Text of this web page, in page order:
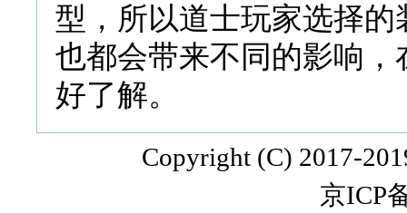
型，所以道士玩家选择
也都会带来不同的影响
好了解。
Copyright (C) 2017-
京ICP